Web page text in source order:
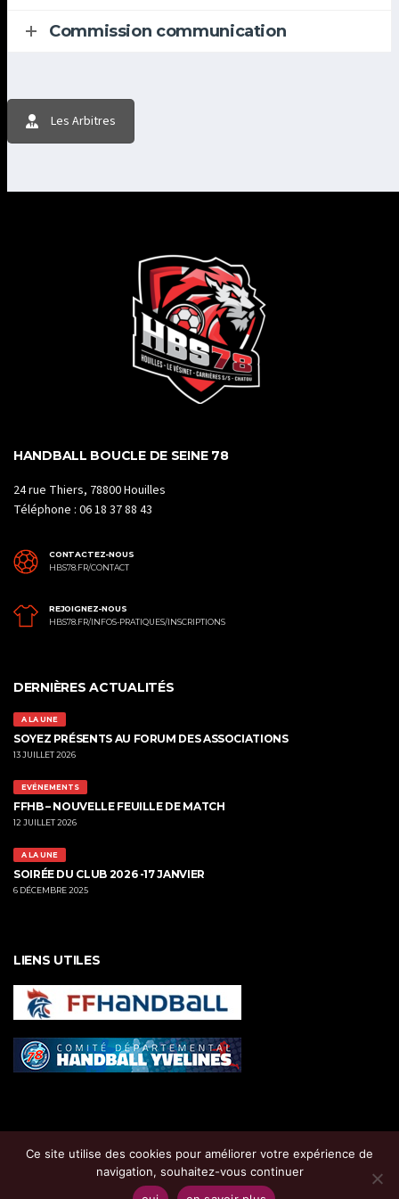
Commission communication
Les Arbitres
HANDBALL BOUCLE DE SEINE 78
24 rue Thiers, 78800 Houilles
Téléphone : 06 18 37 88 43
CONTACTEZ-NOUS
HBS78.FR/CONTACT
REJOIGNEZ-NOUS
HBS78.FR/INFOS-PRATIQUES/INSCRIPTIONS
DERNIÈRES ACTUALITÉS
A LA UNE
SOYEZ PRÉSENTS AU FORUM DES ASSOCIATIONS
13 JUILLET 2026
EVÉNEMENTS
FFHB – NOUVELLE FEUILLE DE MATCH
12 JUILLET 2026
A LA UNE
SOIRÉE DU CLUB 2026 -17 JANVIER
6 DÉCEMBRE 2025
LIENS UTILES
Ce site utilise des cookies pour améliorer votre expérience de
navigation, souhaitez-vous continuer